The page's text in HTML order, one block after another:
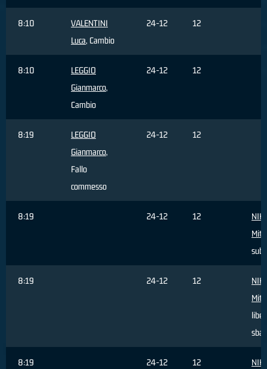
8:10
VALENTINI
Luca, Cambio
24-12 12
8:10
LEGGIO
Gianmarco,
Cambio
24-12 12
8:19
LEGGIO
Gianmarco,
Fallo
commesso
24-12 12
8:19 24-12 12
8:19 24-12 12
8:19 24-12 12